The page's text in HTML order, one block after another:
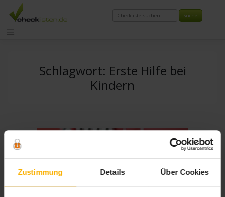
Zustimmung Details Über Cookies
Zum
Schlagwort: Erste Hilfe bei
Kindern